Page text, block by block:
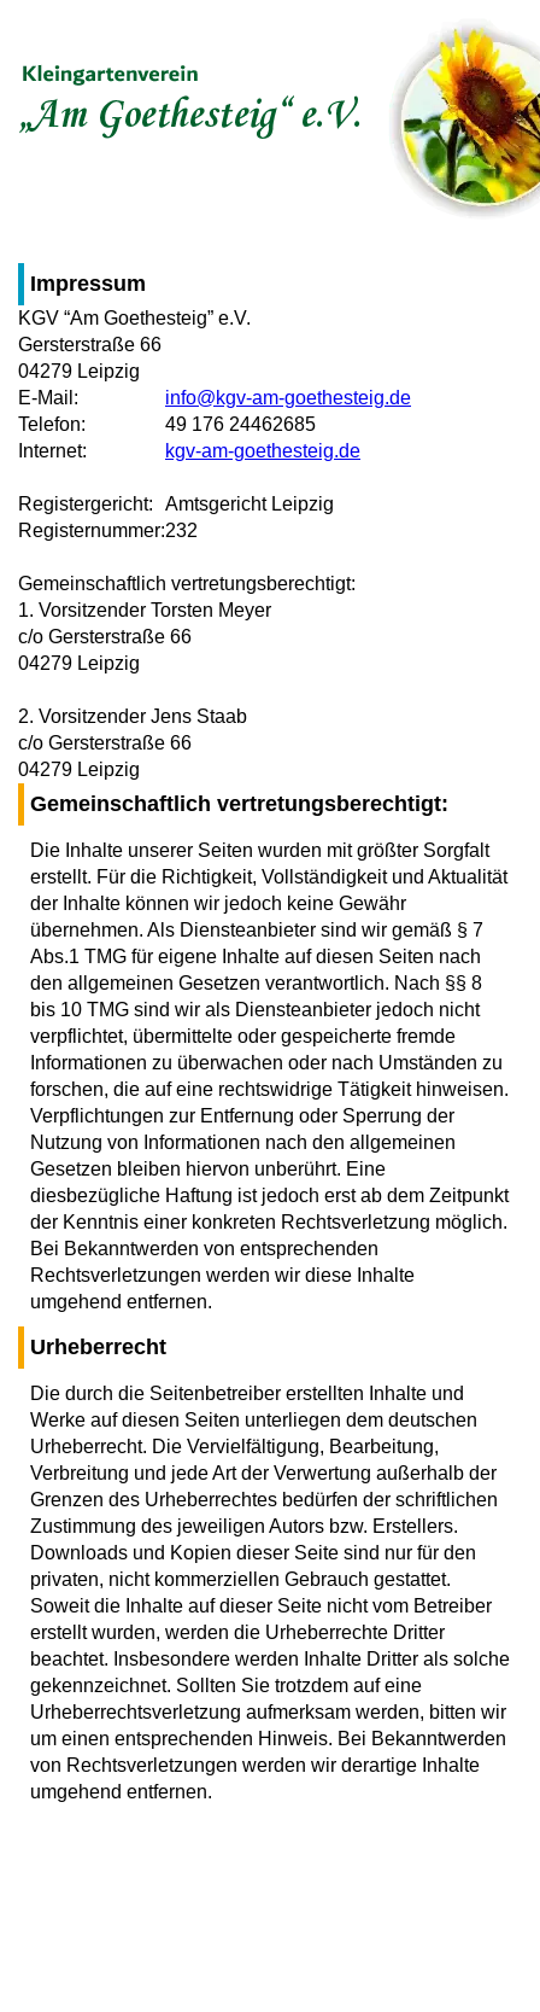
Impressum
KGV “Am Goethesteig” e.V.
Gersterstraße 66
04279 Leipzig
E-Mail:
info@kgv-am-goethesteig.de
Telefon:
49 176 24462685
Internet:
kgv-am-goethesteig.de
Registergericht:
Amtsgericht Leipzig
Registernummer:232
Gemeinschaftlich vertretungsberechtigt:
1. Vorsitzender Torsten Meyer
c/o Gersterstraße 66
04279 Leipzig
2. Vorsitzender Jens Staab
c/o Gersterstraße 66
04279 Leipzig
Gemeinschaftlich vertretungsberechtigt:
Die Inhalte unserer Seiten wurden mit größter Sorgfalt
erstellt. Für die Richtigkeit, Vollständigkeit und Aktualität
der Inhalte können wir jedoch keine Gewähr
übernehmen. Als Diensteanbieter sind wir gemäß § 7
Abs.1 TMG für eigene Inhalte auf diesen Seiten nach
den allgemeinen Gesetzen verantwortlich. Nach §§ 8
bis 10 TMG sind wir als Diensteanbieter jedoch nicht
verpflichtet, übermittelte oder gespeicherte fremde
Informationen zu überwachen oder nach Umständen zu
forschen, die auf eine rechtswidrige Tätigkeit hinweisen.
Verpflichtungen zur Entfernung oder Sperrung der
Nutzung von Informationen nach den allgemeinen
Gesetzen bleiben hiervon unberührt. Eine
diesbezügliche Haftung ist jedoch erst ab dem Zeitpunkt
der Kenntnis einer konkreten Rechtsverletzung möglich.
Bei Bekanntwerden von entsprechenden
Rechtsverletzungen werden wir diese Inhalte
umgehend entfernen.
Urheberrecht
Die durch die Seitenbetreiber erstellten Inhalte und
Werke auf diesen Seiten unterliegen dem deutschen
Urheberrecht. Die Vervielfältigung, Bearbeitung,
Verbreitung und jede Art der Verwertung außerhalb der
Grenzen des Urheberrechtes bedürfen der schriftlichen
Zustimmung des jeweiligen Autors bzw. Erstellers.
Downloads und Kopien dieser Seite sind nur für den
privaten, nicht kommerziellen Gebrauch gestattet.
Soweit die Inhalte auf dieser Seite nicht vom Betreiber
erstellt wurden, werden die Urheberrechte Dritter
beachtet. Insbesondere werden Inhalte Dritter als solche
gekennzeichnet. Sollten Sie trotzdem auf eine
Urheberrechtsverletzung aufmerksam werden, bitten wir
um einen entsprechenden Hinweis. Bei Bekanntwerden
von Rechtsverletzungen werden wir derartige Inhalte
umgehend entfernen.